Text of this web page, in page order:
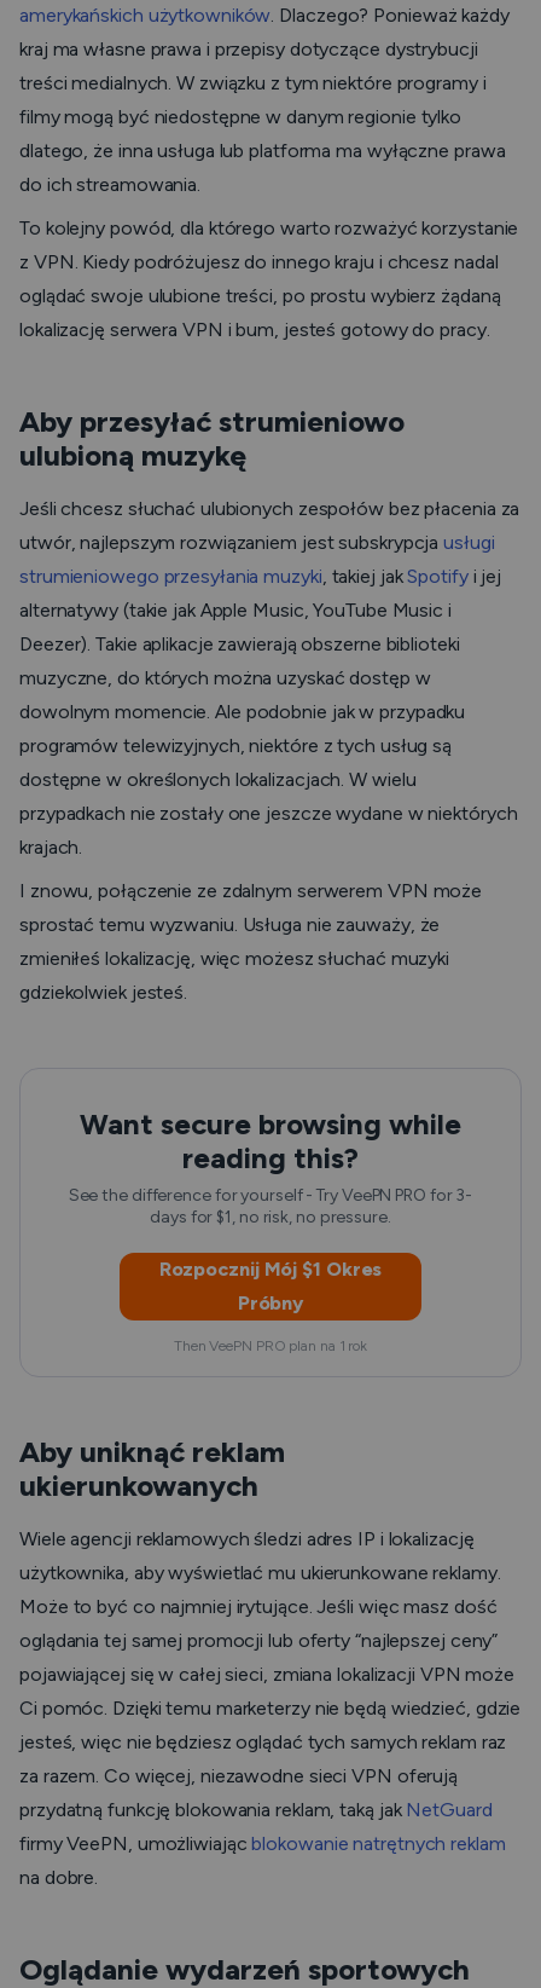
amerykańskich użytkowników. Dlaczego? Ponieważ każdy
kraj ma własne prawa i przepisy dotyczące dystrybucji
treści medialnych. W związku z tym niektóre programy i
filmy mogą być niedostępne w danym regionie tylko
dlatego, że inna usługa lub platforma ma wyłączne prawa
do ich streamowania.
To kolejny powód, dla którego warto rozważyć korzystanie
z VPN. Kiedy podróżujesz do innego kraju i chcesz nadal
oglądać swoje ulubione treści, po prostu wybierz żądaną
lokalizację serwera VPN i bum, jesteś gotowy do pracy.
Aby przesyłać strumieniowo
ulubioną muzykę
Jeśli chcesz słuchać ulubionych zespołów bez płacenia za
utwór, najlepszym rozwiązaniem jest subskrypcjausługi
strumieniowego przesyłania muzyki, takiej jakSpotifyi jej
alternatywy (takie jak Apple Music, YouTube Music i
Deezer). Takie aplikacje zawierają obszerne biblioteki
muzyczne, do których można uzyskać dostęp w
dowolnym momencie. Ale podobnie jak w przypadku
programów telewizyjnych, niektóre z tych usług są
dostępne w określonych lokalizacjach. W wielu
przypadkach nie zostały one jeszcze wydane w niektórych
krajach.
I znowu, połączenie ze zdalnym serwerem VPN może
sprostać temu wyzwaniu. Usługa nie zauważy, że
zmieniłeś lokalizację, więc możesz słuchać muzyki
gdziekolwiek jesteś.
Want secure browsing while
reading this?
See the difference for yourself - Try VeePN PRO for 3-
days for $1, no risk, no pressure.
Rozpocznij Mój $1 Okres
Próbny
Then VeePN PRO plan na 1 rok
Aby uniknąć reklam
ukierunkowanych
Wiele agencji reklamowych śledzi adres IP i lokalizację
użytkownika, aby wyświetlać mu ukierunkowane reklamy.
Może to być co najmniej irytujące. Jeśli więc masz dość
oglądania tej samej promocji lub oferty “najlepszej ceny”
pojawiającej się w całej sieci, zmiana lokalizacji VPN może
Ci pomóc. Dzięki temu marketerzy nie będą wiedzieć, gdzie
jesteś, więc nie będziesz oglądać tych samych reklam raz
za razem. Co więcej, niezawodne sieci VPN oferują
przydatną funkcję blokowania reklam, taką jak NetGuard
firmy VeePN, umożliwiającblokowanie natrętnych reklam
na dobre.
Oglądanie wydarzeń sportowych